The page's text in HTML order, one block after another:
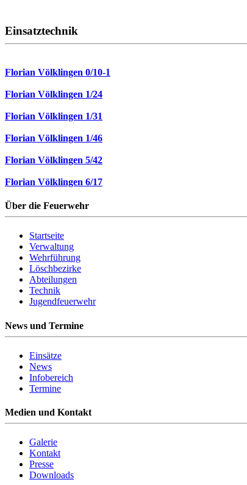
Einsatztechnik
Florian Völklingen 0/10-1
Florian Völklingen 1/24
Florian Völklingen 1/31
Florian Völklingen 1/46
Florian Völklingen 5/42
Florian Völklingen 6/17
Über die Feuerwehr
Startseite
Verwaltung
Wehrführung
Löschbezirke
Abteilungen
Technik
Jugendfeuerwehr
News und Termine
Einsätze
News
Infobereich
Termine
Medien und Kontakt
Galerie
Kontakt
Presse
Downloads